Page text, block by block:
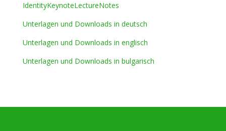
IdentityKeynoteLectureNotes
Unterlagen und Downloads in deutsch
Unterlagen und Downloads in englisch
Unterlagen und Downloads in bulgarisch